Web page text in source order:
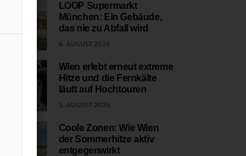
LOOP Supermarkt
München: Ein Gebäude,
das nie zu Abfall wird
6. AUGUST 2026
Wien erlebt erneut extreme
Hitze und die Fernkälte
läuft auf Hochtouren
5. AUGUST 2026
Coole Zonen: Wie Wien
der Sommerhitze aktiv
entgegenwirkt